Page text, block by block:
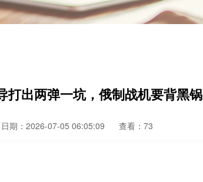
打出两弹一坑，俄制战机要背黑锅
日期：2026-07-05 06:05:09 查看：73